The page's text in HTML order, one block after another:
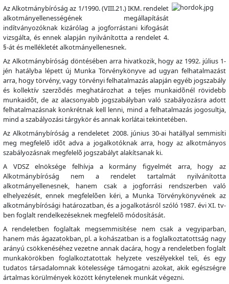
Az Alkotmánybíróság az 1/1990. (VIII.21.) IKM. rendelet
alkotmányellenességének megállapítását
indítványozóknak kizárólag a jogforrástani kifogását
vizsgálta, és ennek alapján nyilvánította a rendelet 4.
§-át és mellékletét alkotmányellenesnek.
Az Alkotmánybíróság döntésében arra hivatkozik, hogy az 1992. július 1-
jén hatályba lépett új Munka Törvénykönyve ad ugyan felhatalmazást
arra, hogy törvény, vagy törvényi felhatalmazás alapján egyéb jogszabály
és kollektív szerzõdés meghatározhat a teljes munkaidõnél rövidebb
munkaidõt, de az alacsonyabb jogszabályban való szabályozásra adott
felhatalmazásnak konkrétnak kell lenni, mind a felhatalmazás jogosultja,
mind a szabályozási tárgykör és annak korlátai tekintetében.
Az Alkotmánybíróság a rendeletet 2008. június 30-ai hatállyal semmisíti
meg megfelelõ idõt adva a jogalkotóknak arra, hogy az alkotmányos
szabályozásnak megfelelõ jogszabályt alakítsanak ki.
A VDSZ elnöksége felhívja a kormány figyelmét arra, hogy az
Alkotmánybíróság nem a rendelet tartalmát nyilvánította
alkotmányellenesnek, hanem csak a jogforrási rendszerben való
elhelyezését, ennek megfelelõen kéri, a Munka Törvénykönyvének az
alkotmánybírósági határozatban, és a jogalkotásról szóló 1987. évi XI. tv-
ben foglalt rendelkezéseknek megfelelõ módosítását.
A rendeletben foglaltak megsemmisítése nem csak a vegyiparban,
hanem más ágazatokban, pl. a kohászatban is a foglalkoztatottság nagy
arányú csökkenéséhez vezetne annak dacára, hogy a rendeletben foglalt
munkakörökben foglalkoztatottak helyzete veszélyekkel teli, és egy
tudatos társadalomnak kötelessége támogatni azokat, akik egészségre
ártalmas körülmények között kénytelenek munkát végezni.